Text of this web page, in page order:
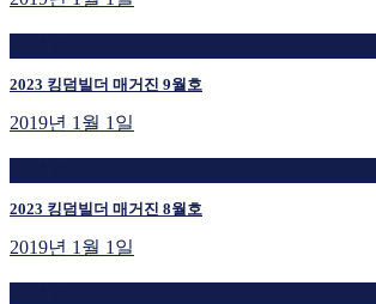
2023 킹덤빌더 매거진 9월호
2019년 1월 1일
2023 킹덤빌더 매거진 8월호
2019년 1월 1일